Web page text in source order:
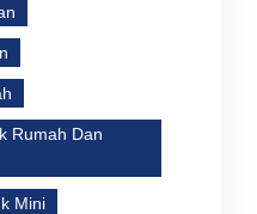
Rumah Dan
Mini